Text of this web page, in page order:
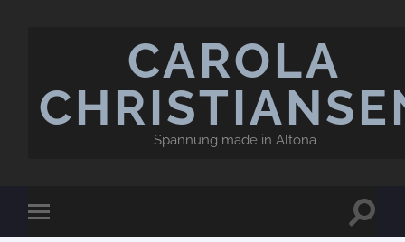
CAROLA
Spannung made in Altona